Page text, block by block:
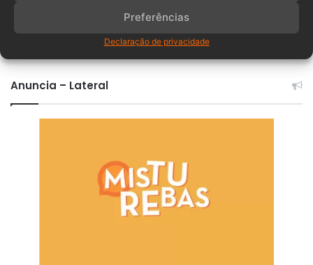
Preferências
Declaração de privacidade
Comentários
Anuncia – Lateral